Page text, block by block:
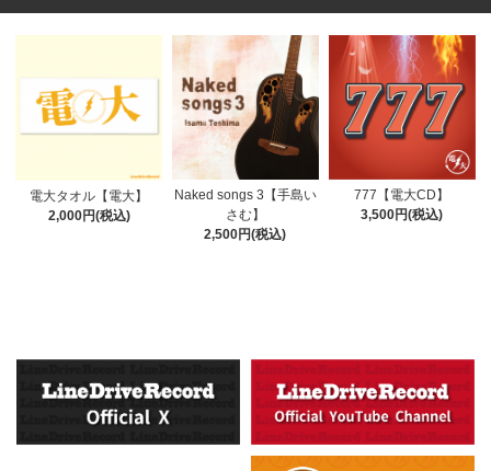
電大タオル【電大】
2,000円(税込)
Naked songs 3【手島い
さむ】
2,500円(税込)
777【電大CD】
3,500円(税込)